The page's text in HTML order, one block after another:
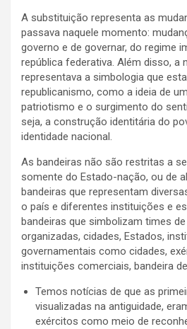
A substituição representa as
passava naquele momento:
governo e de governar, do regime
república federativa. Além disso, a
representava a simbologia que
republicanismo, como a ideia de
patriotismo e o surgimento do
seja, a construção identitária do
identidade nacional.
As bandeiras não são restritas a
somente do Estado-nação, ou de
bandeiras que representam
o país e diferentes instituições e
bandeiras que simbolizam times
organizadas, cidades, Estados,
governamentais como cidades,
instituições comerciais, bandeira
Temos notícias de que as
visualizadas na antiguidade,
exércitos como meio de